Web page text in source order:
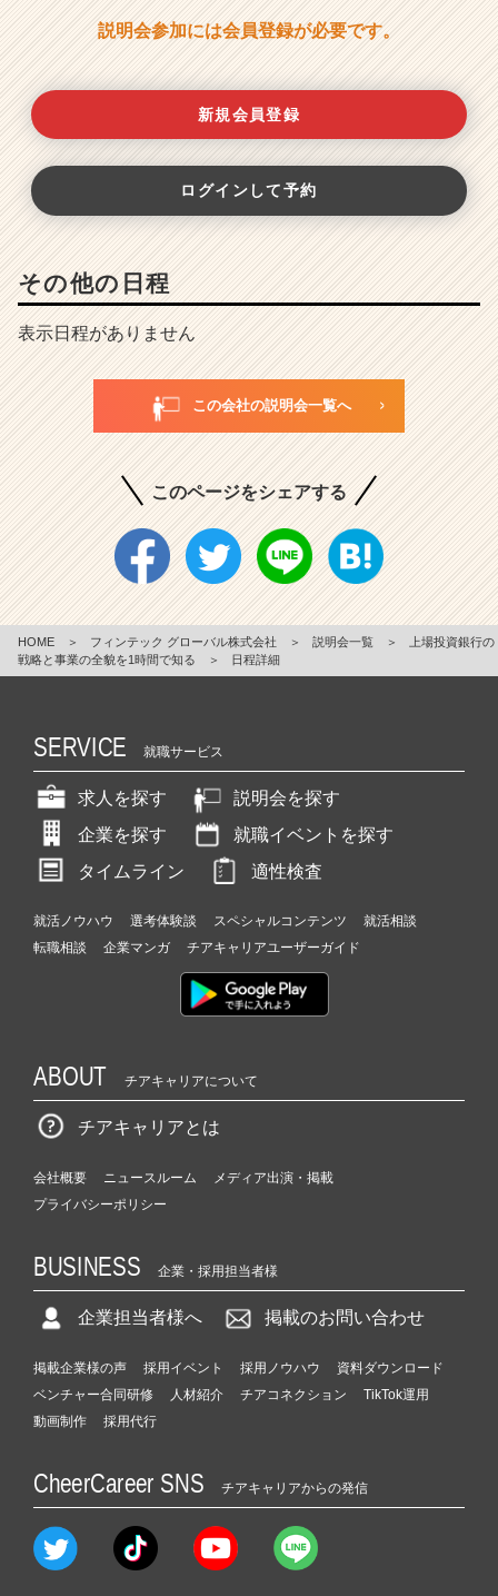
説明会参加には会員登録が必要です。
新規会員登録
ログインして予約
その他の日程
表示日程がありません
この会社の説明会一覧へ
このページをシェアする
HOME ＞ フィンテック グローバル株式会社 ＞ 説明会一覧 ＞
上場投資銀行の
戦略と事業の全貌を1時間で知る
＞ 日程詳細
SERVICE 就職サービス
求人を探す
説明会を探す
企業を探す
就職イベントを探す
タイムライン
適性検査
就活ノウハウ 選考体験談 スペシャルコンテンツ
就活相談
転職相談
企業マンガ チアキャリアユーザーガイド
ABOUT チアキャリアについて
チアキャリアとは
会社概要 ニュースルーム
メディア出演・掲載
プライバシーポリシー
BUSINESS 企業・採用担当者様
企業担当者様へ 掲載のお問い合わせ
掲載企業様の声 採用イベント 採用ノウハウ
資料ダウンロード
ベンチャー合同研修
人材紹介 チアコネクション
TikTok運用
動画制作
採用代行
CheerCareer SNS チアキャリアからの発信